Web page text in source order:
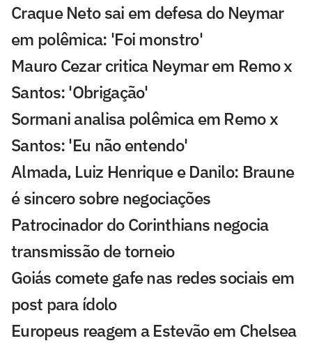
Craque Neto sai em defesa do Neymar
em polêmica: 'Foi monstro'
Mauro Cezar critica Neymar em Remo x
Santos: 'Obrigação'
Sormani analisa polêmica em Remo x
Santos: 'Eu não entendo'
Almada, Luiz Henrique e Danilo: Braune
é sincero sobre negociações
Patrocinador do Corinthians negocia
transmissão de torneio
Goiás comete gafe nas redes sociais em
post para ídolo
Europeus reagem a Estevão em Chelsea